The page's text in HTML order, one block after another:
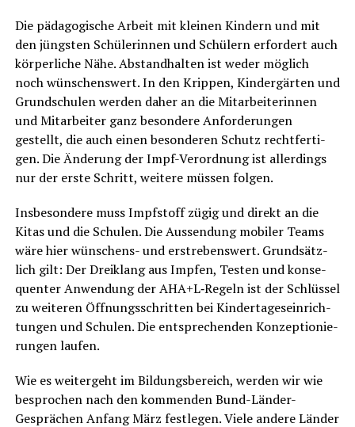
Die päd­ago­gi­sche Arbeit mit klei­nen Kin­dern und mit
den jüngs­ten Schü­le­rin­nen und Schü­lern erfor­dert auch
kör­per­li­che Nähe. Abstand­hal­ten ist weder mög­lich
noch wün­schens­wert. In den Krip­pen, Kin­der­gär­ten und
Grund­schu­len wer­den daher an die Mit­ar­bei­te­rin­nen
und Mit­ar­bei­ter ganz beson­de­re Anfor­de­run­gen
gestellt, die auch einen beson­de­ren Schutz recht­fer­ti­
gen. Die Ände­rung der Impf-Ver­ord­nung ist aller­dings
nur der ers­te Schritt, wei­te­re müs­sen folgen.
Ins­be­son­de­re muss Impf­stoff zügig und direkt an die
Kitas und die Schu­len. Die Aus­sendung mobi­ler Teams
wäre hier wün­schens- und erstre­bens­wert. Grund­sätz­
lich gilt: Der Drei­klang aus Imp­fen, Tes­ten und kon­se­
quen­ter Anwen­dung der AHA+L‑Regeln ist der Schlüs­sel
zu wei­te­ren Öff­nungs­schrit­ten bei Kin­der­ta­ges­ein­rich­
tun­gen und Schu­len. Die ent­spre­chen­den Kon­zep­tio­nie­
run­gen laufen.
Wie es wei­ter­geht im Bil­dungs­be­reich, wer­den wir wie
bespro­chen nach den kom­men­den Bund-Län­der-
Gesprä­chen Anfang März fest­le­gen. Vie­le ande­re Län­der